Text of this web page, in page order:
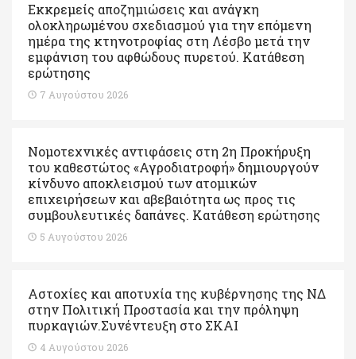
Εκκρεμείς αποζημιώσεις και ανάγκη
ολοκληρωμένου σχεδιασμού για την επόμενη
ημέρα της κτηνοτροφίας στη Λέσβο μετά την
εμφάνιση του αφθώδους πυρετού. Kατάθεση
ερώτησης
7 Αυγούστου 2026
Νομοτεχνικές αντιφάσεις στη 2η Προκήρυξη
του καθεστώτος «Αγροδιατροφή» δημιουργούν
κίνδυνο αποκλεισμού των ατομικών
επιχειρήσεων και αβεβαιότητα ως προς τις
συμβουλευτικές δαπάνες. Κατάθεση ερώτησης
5 Αυγούστου 2026
Αστοχίες και αποτυχία της κυβέρνησης της ΝΔ
στην Πολιτική Προστασία και την πρόληψη
πυρκαγιών.Συνέντευξη στο ΣΚΑΙ
4 Αυγούστου 2026